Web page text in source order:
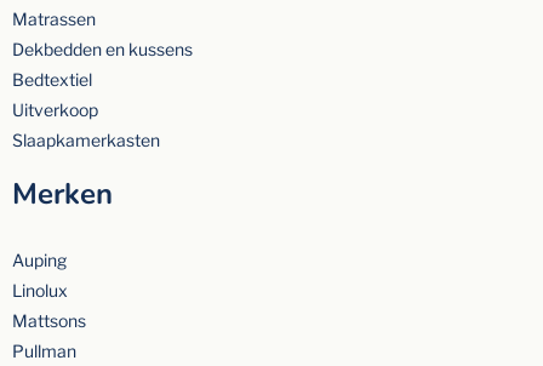
Matrassen
Dekbedden en kussens
Bedtextiel
Uitverkoop
Slaapkamerkasten
Merken
Auping
Linolux
Mattsons
Pullman